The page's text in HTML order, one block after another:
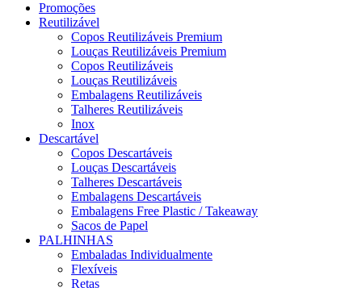
Promoções
Reutilizável
Copos Reutilizáveis Premium
Louças Reutilizáveis Premium
Copos Reutilizáveis
Louças Reutilizáveis
Embalagens Reutilizáveis
Talheres Reutilizáveis
Inox
Descartável
Copos Descartáveis
Louças Descartáveis
Talheres Descartáveis
Embalagens Descartáveis
Embalagens Free Plastic / Takeaway
Sacos de Papel
PALHINHAS
Embaladas Individualmente
Flexíveis
Retas